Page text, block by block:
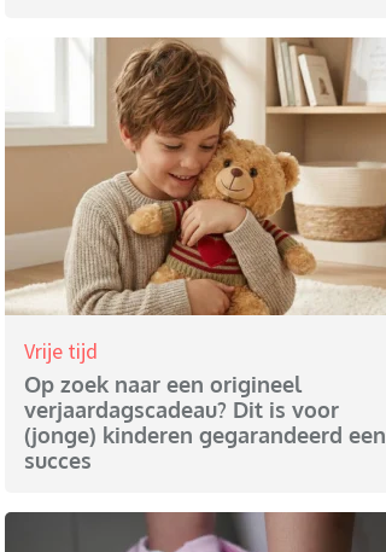
Vrije tijd
Op zoek naar een origineel
verjaardagscadeau? Dit is voor
(jonge) kinderen gegarandeerd een
succes